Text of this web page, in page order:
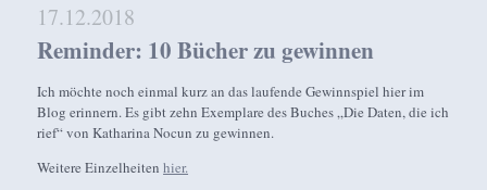
17.12.2018
Reminder: 10 Bücher zu gewinnen
Ich möchte noch einmal kurz an das laufende Gewinnspiel hier im
Blog erinnern. Es gibt zehn Exemplare des Buches „Die Daten, die ich
rief“ von Katharina Nocun zu gewinnen.
Weitere Einzelheitenhier.